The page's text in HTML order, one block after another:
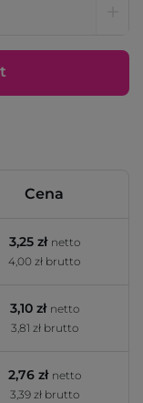
Cena
3,25 zł netto
4,00 zł brutto
3,10 zł netto
3,81 zł brutto
2,76 zł netto
3,39 zł brutto